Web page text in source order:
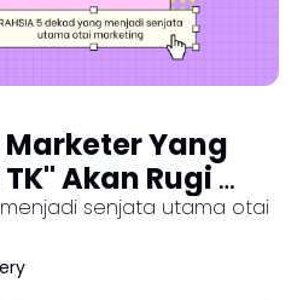
Marketer Yang
Akan Rugi
Iklansenjata utama otai